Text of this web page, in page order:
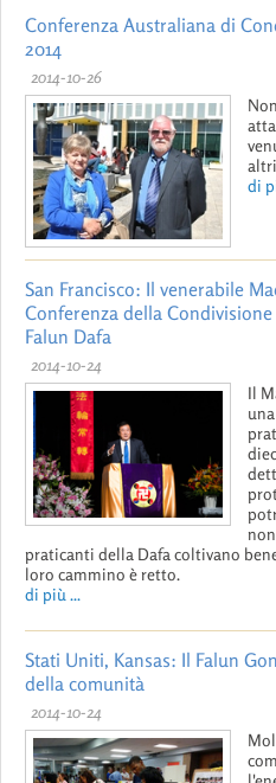
Conferenza Australiana di
2014
2014-10-26
di
San Francisco: Il venerabile
Conferenza della
Falun Dafa
2014-10-24
Il
praticanti della Dafa coltivano
loro cammino è retto.
di più ...
Stati Uniti, Kansas: Il Falun
della comunità
2014-10-24